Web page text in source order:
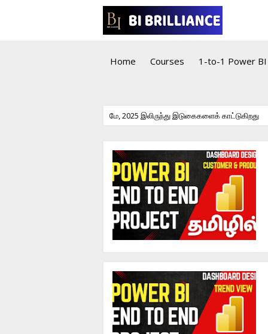
Home Courses 1-to-1 Power BI
மே, 2025 இலிருந்து இடுகைகளைக் காட்டுகிறது